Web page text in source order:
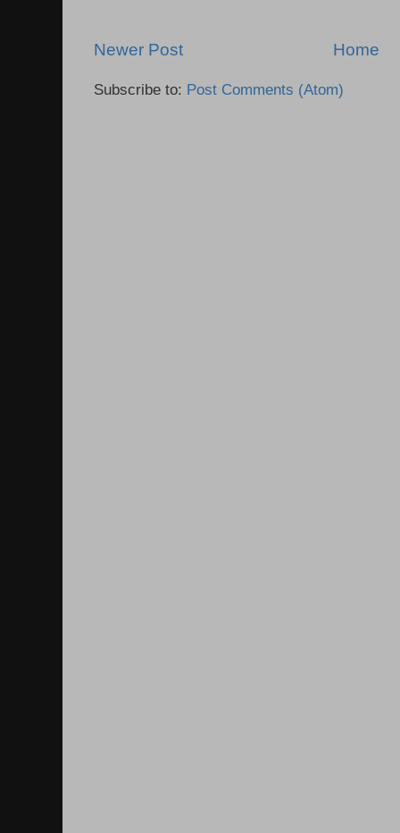
Newer Post Home
Subscribe to: Post Comments (Atom)